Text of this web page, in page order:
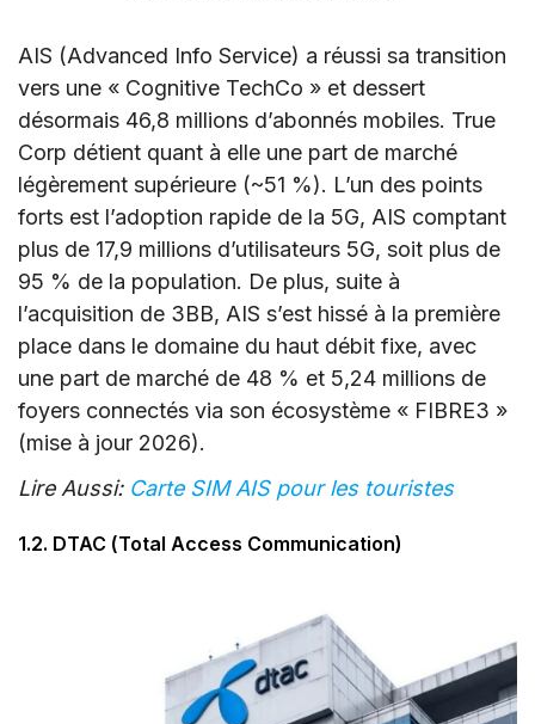
AIS (Advanced Info Service) a réussi sa transition
vers une « Cognitive TechCo » et dessert
désormais 46,8 millions d’abonnés mobiles. True
Corp détient quant à elle une part de marché
légèrement supérieure (~51 %). L’un des points
forts est l’adoption rapide de la 5G, AIS comptant
plus de 17,9 millions d’utilisateurs 5G, soit plus de
95 % de la population. De plus, suite à
l’acquisition de 3BB, AIS s’est hissé à la première
place dans le domaine du haut débit fixe, avec
une part de marché de 48 % et 5,24 millions de
foyers connectés via son écosystème « FIBRE3 »
(mise à jour 2026).
Lire Aussi: Carte SIM AIS pour les touristes
1.2. DTAC (Total Access Communication)